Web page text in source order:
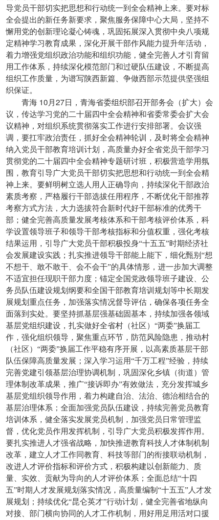
导党员干部切实把思想和行动统一到全会精神上来。要对标
全会提出的新任务新要求，聚焦服务保障中心大局，坚持不
懈用党的创新理论凝心铸魂，巩固拓展深入贯彻中央八项规
定精神学习教育成果，深化开展干部作风能力提升年活动，
着力增强党组织政治功能和组织功能，健全完善人才引育留
用工作体系，持续深化模范部门和过硬队伍建设，不断提高
组织工作质量，为谱写陕西新篇、争做西部示范提供坚强组
织保证。
青海 10 月 27日，青海省委组织部召开部务会（扩大）会
议，传达学习党的二十届四中全会精神和省委常委会扩大会
议精神，对组织系统贯彻落实工作进行安排部署。会议强
调，要扛牢政治责任，抓好全会精神轮训，及时将全会精神
纳入党员干部教育培训计划，高质量办好全省党员干部学习
贯彻党的二十届四中全会精神专题研讨班，积极营造学用氛
围，教育引导广大党员干部切实把思想和行动统一到全会精
神上来。要鲜明树立选人用人正确导向，持续深化干部政治
素质考察，严格履行干部选拔任用程序，不断优化干部推荐
考察方式方法，大力选拔符合新时代好干部标准的优秀干
部；健全完善高质量发展考核体系和干部考核评价体系，科
学设置领导班子和领导干部考核指标和分值权重，强化考核
结果运用，引导广大党员干部积极投身“十五五”时期经济社
会发展建设实践；扎实推进领导干部能上能下，细化甄别“想
不想干、敢不敢干、会不会干”的具体情形，进一步加大调整
不适宜担任现职干部力度；锚定全国党政领导班子建设、公
务员队伍建设规划纲要和全国干部教育培训规划等中长期发
展规划重点任务，加强落实情况督导评估，确保各项任务全
面落到实处。要坚持抓基层强基础固基本，持续加强各领域
基层党组织建设，扎实做好全省村（社区）“两委”换届工
作，强化组织领导，聚焦重点环节，防范风险隐患，推动村
（社区）“两委”换届工作平稳有序开展，以高素质基层干部
队伍保障高质量发展；深入学习运用“千万工程”经验，持续
完善党建引领基层治理协调机制，巩固深化乡镇（街道）管
理体制改革成果，推广“接诉即办”有效做法，充分发挥城乡
基层党组织领导作用，着力构建自治、法治、德治相结合的
基层治理体系；全面加强党员队伍建设，持续完善党员教育
培训体系，健全落实发展党员机制，加强党员日常管理监
督，优化党员作用发挥机制，引导广大党员积极发挥作用。
要扎实推进人才强省战略，加快推进教育科技人才体制机制
改革，建立人才工作同教育、科技等部门的衔接联动机制，
改进人才评价指标和评价方式，积极构建以创新能力、质
量、实效、贡献为导向的人才评价体系；全面总结“十四
五”时期人才发展规划落实情况，高质量编制“十五五”人才发
展规划；持续优化“昆仑英才”行动计划，健全完善省地纵向
对接、部门横向协同的人才工作机制，用好用足用活对口援